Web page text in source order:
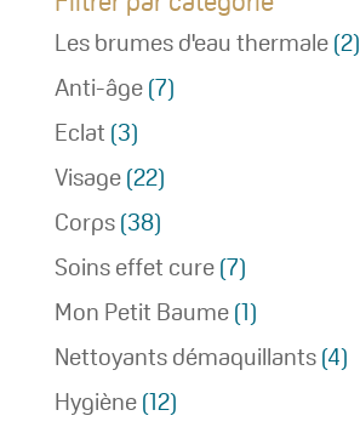
Les brumes d'eau thermale (2)
Anti-âge (7)
Eclat (3)
Visage (22)
Corps (38)
Soins effet cure (7)
Mon Petit Baume (1)
Nettoyants démaquillants (4)
Hygiène (12)